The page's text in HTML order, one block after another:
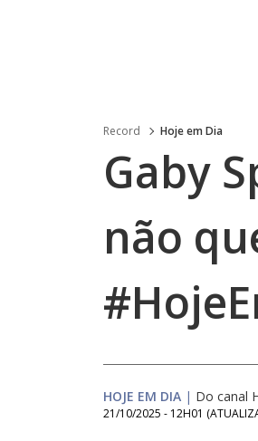
Record Hoje em Dia
Gaby
não
HOJE EM DIA | Do canal
21/10/2025 - 12H01